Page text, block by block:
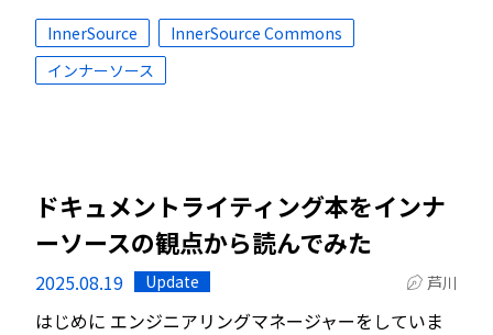
InnerSource
InnerSource Commons
インナーソース
ドキュメントライティング本をインナ
ーソースの観点から読んでみた
2025.08.19 Update 芦川
はじめに エンジニアリングマネージャーをしていま